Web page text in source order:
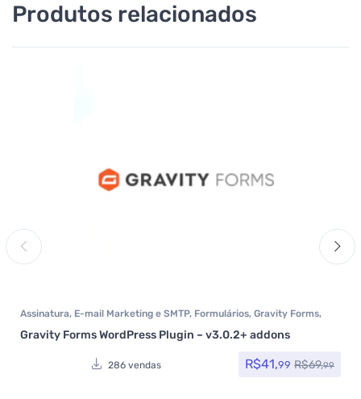
Produtos relacionados
Assinatura, E-mail Marketing e SMTP, Formulários, Gravity Forms,
Plugins
Gravity Forms WordPress Plugin – v3.0.2+ addons
286 vendas R$41,99 R$69,99